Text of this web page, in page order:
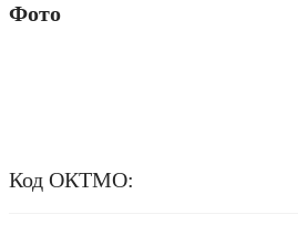
Фото
Код ОКТМО: